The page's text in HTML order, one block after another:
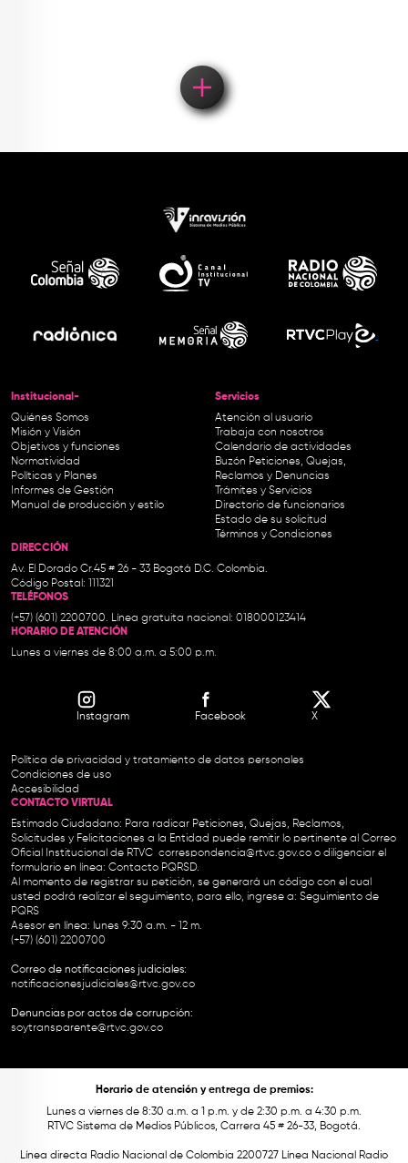
Institucional-
Quiénes Somos
Misión y Visión
Objetivos y funciones
Normatividad
Políticas y Planes
Informes de Gestión
Manual de producción y estilo
Servicios
Atención al usuario
Trabaja con nosotros
Calendario de actividades
Buzón Peticiones, Quejas,
Reclamos y Denuncias
Trámites y Servicios
Directorio de funcionarios
Estado de su solicitud
Términos y Condiciones
DIRECCIÓN
Av. El Dorado Cr.45 # 26 - 33 Bogotá D.C. Colombia.
Código Postal: 111321
TELÉFONOS
(+57) (601) 2200700. Línea gratuita nacional: 018000123414
HORARIO DE ATENCIÓN
Lunes a viernes de 8:00 a.m. a 5:00 p.m.
Instagram Facebook X
Política de privacidad y tratamiento de datos personales
Condiciones de uso
Accesibilidad
CONTACTO VIRTUAL
Estimado Ciudadano: Para radicar Peticiones, Quejas, Reclamos,
Solicitudes y Felicitaciones a la Entidad puede remitir lo pertinente al Correo
Oficial Institucional de RTVC correspondencia@rtvc.gov.co o diligenciar el
formulario en línea: Contacto PQRSD.
Al momento de registrar su petición, se generará un código con el cual
usted podrá realizar el seguimiento, para ello, ingrese a: Seguimiento de
PQRS
Asesor en línea: lunes 9:30 a.m. - 12 m.
(+57) (601) 2200700
Correo de notificaciones judiciales:
notificacionesjudiciales@rtvc.gov.co
Denuncias por actos de corrupción:
soytransparente@rtvc.gov.co
Horario de atención y entrega de premios:
Lunes a viernes de 8:30 a.m. a 1 p.m. y de 2:30 p.m. a 4:30 p.m.
RTVC Sistema de Medios Públicos, Carrera 45 # 26-33, Bogotá.
Línea directa Radio Nacional de Colombia 2200727 Línea Nacional Radio